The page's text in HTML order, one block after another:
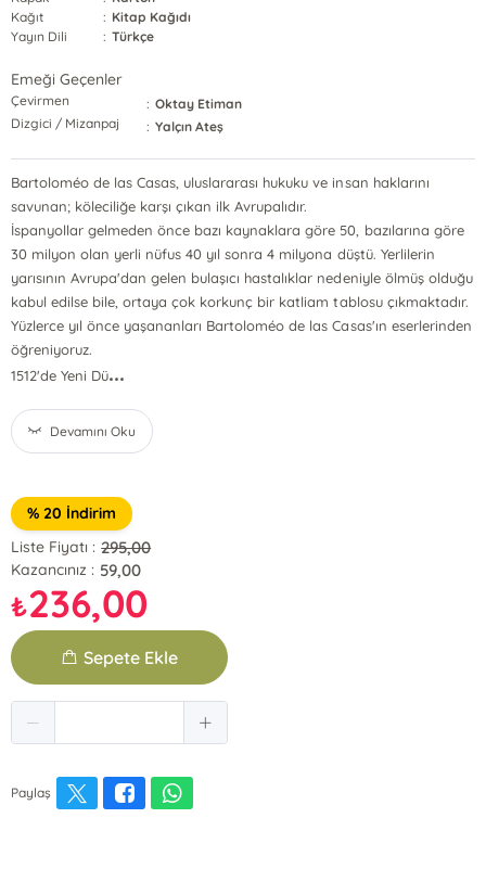
Kağıt
: Kitap Kağıdı
Yayın Dili
: Türkçe
Emeği Geçenler
Çevirmen : Oktay Etiman
Dizgici / Mizanpaj
: Yalçın Ateş
Bartoloméo de las Casas, uluslararası hukuku ve insan haklarını
savunan; köleciliğe karşı çıkan ilk Avrupalıdır.
İspanyollar gelmeden önce bazı kaynaklara göre 50, bazılarına göre
30 milyon olan yerli nüfus 40 yıl sonra 4 milyona düştü. Yerlilerin
yarısının Avrupa'dan gelen bulaşıcı hastalıklar nedeniyle ölmüş olduğu
kabul edilse bile, ortaya çok korkunç bir katliam tablosu çıkmaktadır.
Yüzlerce yıl önce yaşananları Bartoloméo de las Casas'ın eserlerinden
öğreniyoruz.
1512'de Yeni Dü...
Devamını Oku
% 20 İndirim
Liste Fiyatı : 295,00
Kazancınız : 59,00
₺236,00
Sepete Ekle
Paylaş